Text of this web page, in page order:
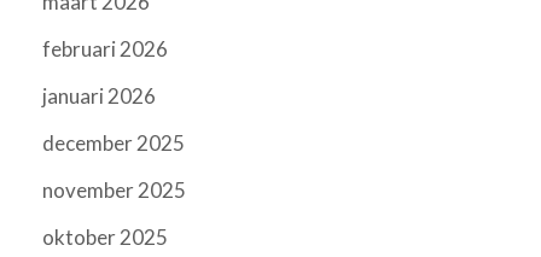
februari 2026
januari 2026
december 2025
november 2025
oktober 2025